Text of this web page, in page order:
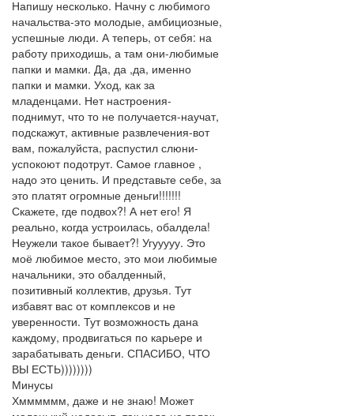
Напишу несколько. Начну с любимого
начальства-это молодые, амбициозные,
успешные люди. А теперь, от себя: на
работу приходишь, а там они-любимые
папки и мамки. Да, да ,да, именно
папки и мамки. Уход, как за
младенцами. Нет настроения-
поднимут, что то не получается-научат,
подскажут, активные развлечения-вот
вам, пожалуйста, распустил слюни-
успокоют подотрут. Самое главное ,
надо это ценить. И представьте себе, за
это платят огромные деньги!!!!!!!
Скажете, где подвох?! А нет его! Я
реально, когда устроилась, обалдела!
Неужели такое бывает?! Угууууу. Это
моё любимое место, это мои любимые
начальники, это обалденный,
позитивный коллектив, друзья. Тут
избавят вас от комплексов и не
уверенности. Тут возможность дана
каждому, продвигаться по карьере и
зарабатывать деньги. СПАСИБО, ЧТО
ВЫ ЕСТЬ))))))))
Минусы
Хмммммм, даже и не знаю! Может